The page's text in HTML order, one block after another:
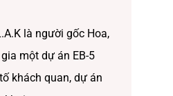
là người gốc Hoa,
một dự án EB-5
khách quan, dự án